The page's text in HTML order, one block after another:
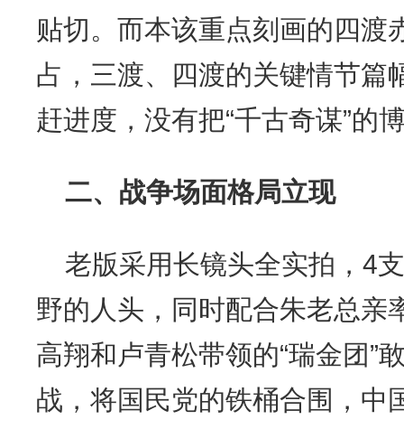
贴切。而本该重点刻画的四渡
占，三渡、四渡的关键情节篇
赶进度，没有把“千古奇谋”的
二、战争场面格局立现
老版采用长镜头全实拍，4
野的人头，同时配合朱老总亲
高翔和卢青松带领的“瑞金团”
战，将国民党的铁桶合围，中